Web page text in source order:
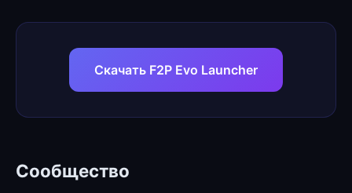
Скачать F2P Evo Launcher
Сообщество